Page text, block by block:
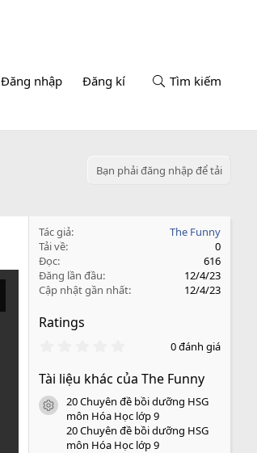
Đăng nhập Đăng kí Tìm kiếm
Bạn phải đăng nhập để tải
Tác giả
The Funny
Tải về
0
Đọc
616
Đăng lần đầu
12/4/23
Cập nhật gần nhất
12/4/23
Ratings
0
0
s
a
o
0 đánh giá
Tài liệu khác của The Funny
icon tài liệu
20 Chuyên đề bồi dưỡng HSG
môn Hóa Học lớp 9
20 Chuyên đề bồi dưỡng HSG
môn Hóa Học lớp 9